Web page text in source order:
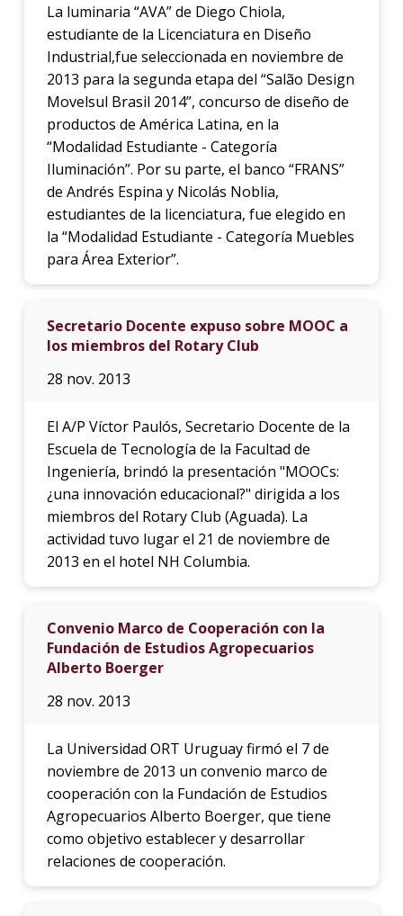
La luminaria “AVA” de Diego Chiola,
estudiante de la Licenciatura en Diseño
Industrial,fue seleccionada en noviembre de
2013 para la segunda etapa del “Salão Design
Movelsul Brasil 2014”, concurso de diseño de
productos de América Latina, en la
“Modalidad Estudiante - Categoría
Iluminación”. Por su parte, el banco “FRANS”
de Andrés Espina y Nicolás Noblia,
estudiantes de la licenciatura, fue elegido en
la “Modalidad Estudiante - Categoría Muebles
para Área Exterior”.
Secretario Docente expuso sobre MOOC a
los miembros del Rotary Club
28 nov. 2013
El A/P Víctor Paulós, Secretario Docente de la
Escuela de Tecnología de la Facultad de
Ingeniería, brindó la presentación "MOOCs:
¿una innovación educacional?" dirigida a los
miembros del Rotary Club (Aguada). La
actividad tuvo lugar el 21 de noviembre de
2013 en el hotel NH Columbia.
Convenio Marco de Cooperación con la
Fundación de Estudios Agropecuarios
Alberto Boerger
28 nov. 2013
La Universidad ORT Uruguay firmó el 7 de
noviembre de 2013 un convenio marco de
cooperación con la Fundación de Estudios
Agropecuarios Alberto Boerger, que tiene
como objetivo establecer y desarrollar
relaciones de cooperación.